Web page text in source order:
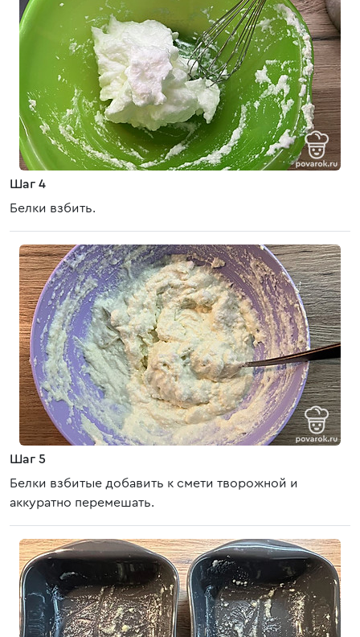
Шаг 4
Белки взбить.
Шаг 5
Белки взбитые добавить к смети творожной и
аккуратно перемешать.